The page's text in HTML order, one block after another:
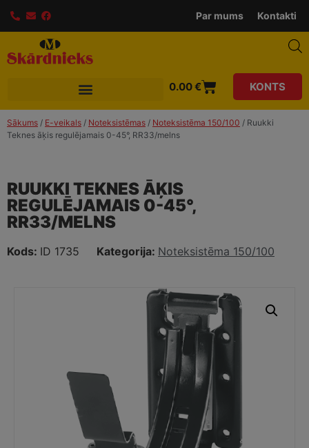
Par mums Kontakti
0.00€ KONTS
Sākums / E-veikals / Noteksistēmas / Noteksistēma 150/100 / Ruukki
Teknes āķis regulējamais 0-45°, RR33/melns
RUUKKI TEKNES ĀĶIS
REGULĒJAMAIS 0-45°,
RR33/MELNS
Kods: ID 1735 Kategorija: Noteksistēma 150/100